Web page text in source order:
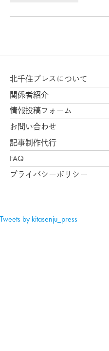
北千住プレスについて
関係者紹介
情報投稿フォーム
お問い合わせ
記事制作代行
FAQ
プライバシーポリシー
Tweets by kitasenju_press